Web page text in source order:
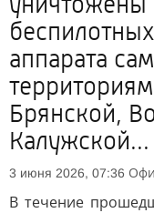
аппарата
Брянской,
Калужской...
3 июня 2026, 07:36
В течение